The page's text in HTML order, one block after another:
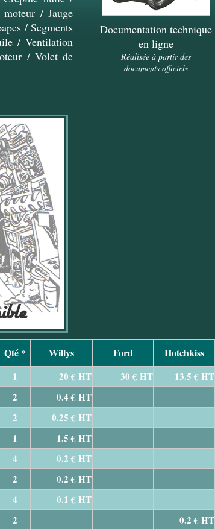
Documentation technique
en ligne
Réalisée à partir des
documents officiels
/Jauge
/ Segments
/ Ventilation
/ Volet de
Qté * Willys Ford Hotchkiss
1 20 € HT 30 € HT
13.5 € HT
2
0.4 € HT
2
0.25 € HT
1
1.5 € HT
4
0.2 € HT
2
0.2 € HT
4
0.1 € HT
2 0.2 € HT